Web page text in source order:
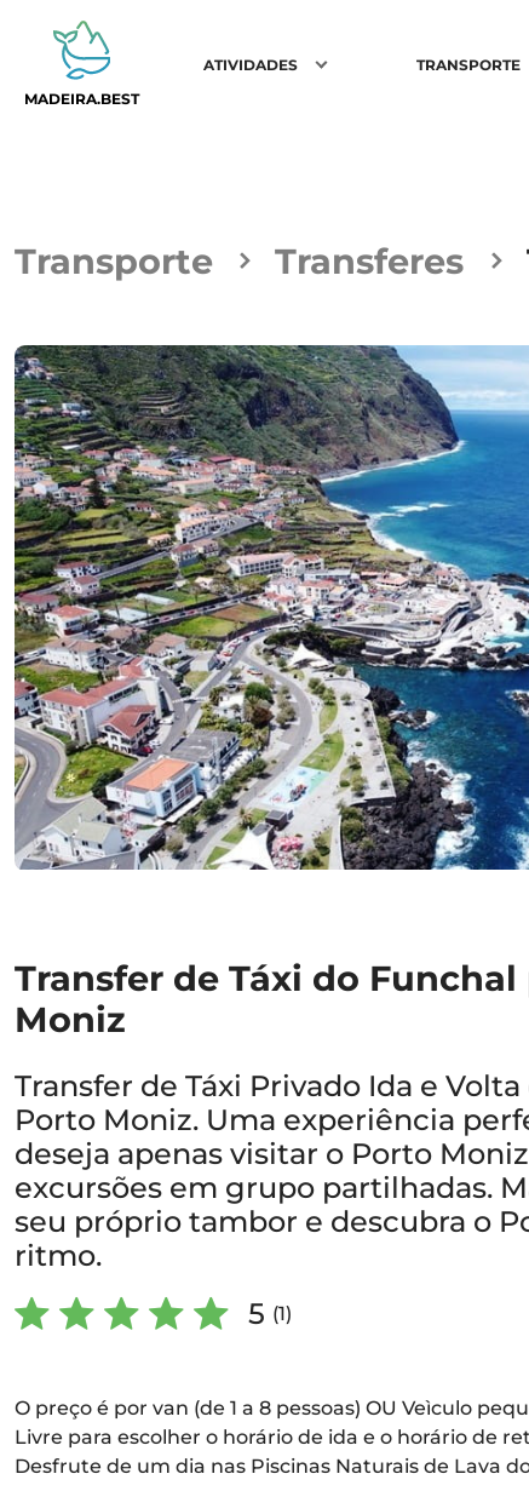
MADEIRA.BEST
ATIVIDADES TRANSPORTE
Transporte Transferes
Transfer de Táxi do
Moniz
Transfer de Táxi Privado Ida e
Porto Moniz. Uma experiência
deseja apenas visitar o Porto
excursões em grupo partilhadas.
seu próprio tambor e descubra o
ritmo.
5 (1)
O preço é por van (de 1 a 8 pessoas) OU Veìculo
Livre para escolher o horário de ida e o horário de
Desfrute de um dia nas Piscinas Naturais de Lava